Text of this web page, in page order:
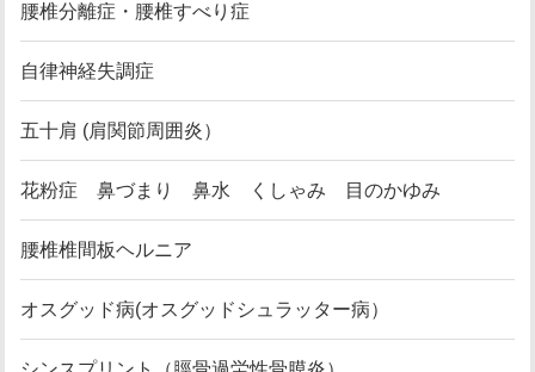
腰椎分離症・腰椎すべり症
自律神経失調症
五十肩 (肩関節周囲炎）
花粉症 鼻づまり 鼻水 くしゃみ 目のかゆみ
腰椎椎間板ヘルニア
オスグッド病(オスグッドシュラッター病）